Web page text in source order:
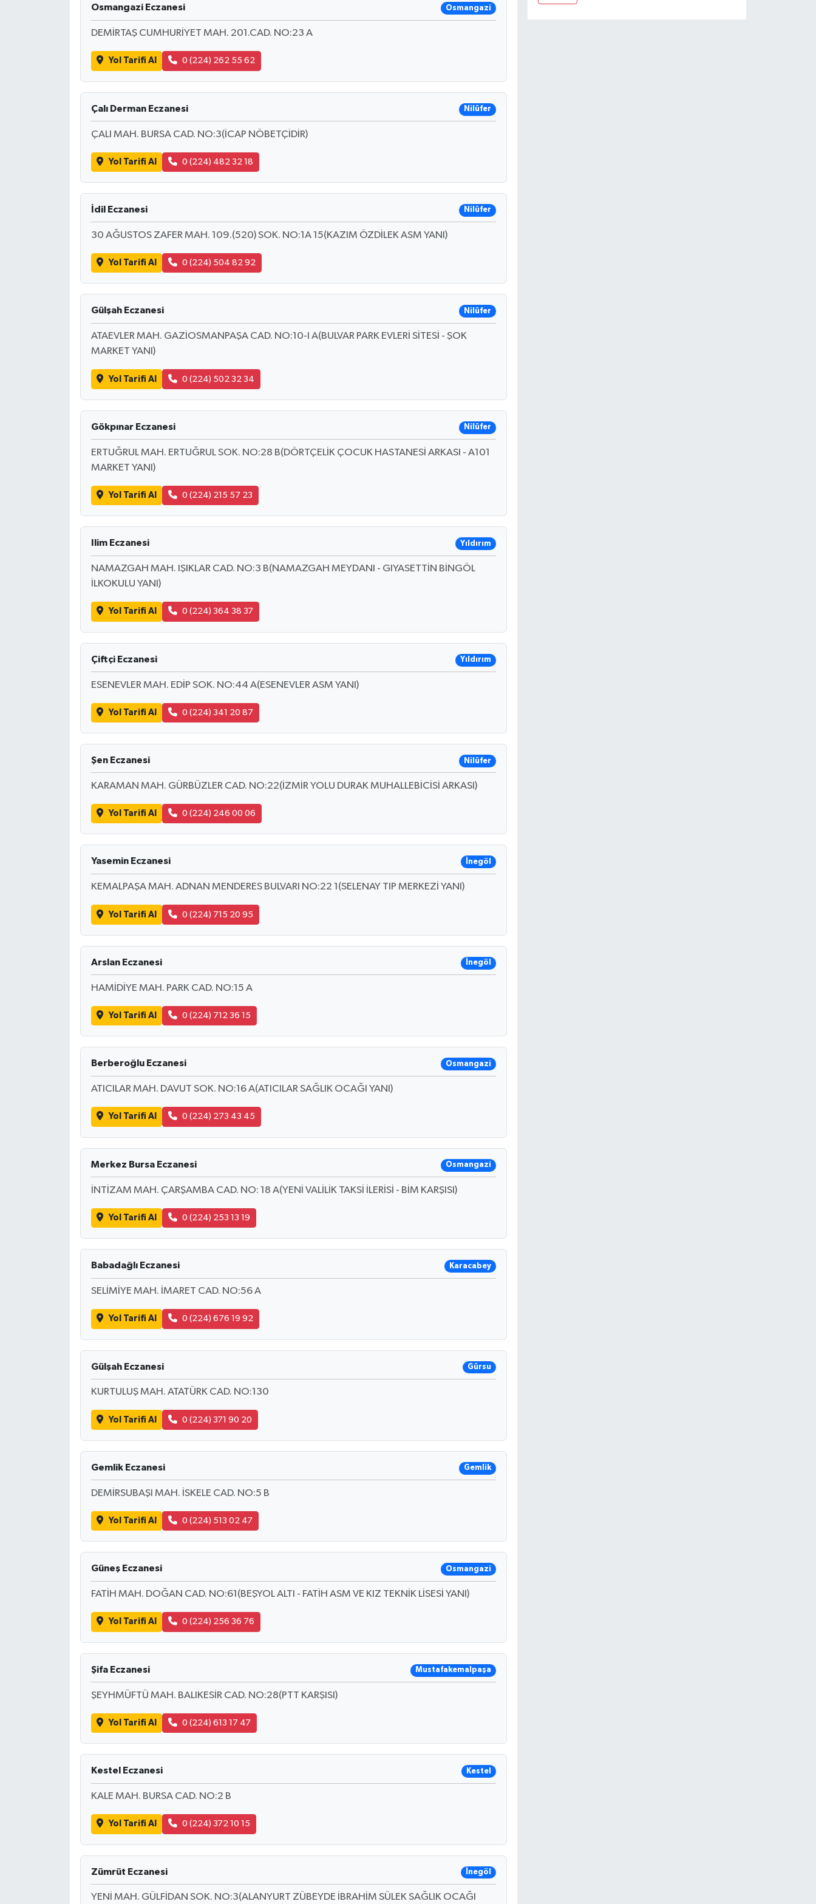
Osmangazi Eczanesi Osmangazi
DEMİRTAŞ CUMHURİYET MAH. 201.CAD. NO:23 A
Yol Tarifi Al 0 (224) 262 55 62
Çalı Derman Eczanesi Nilüfer
ÇALI MAH. BURSA CAD. NO:3(İCAP NÖBETÇİDİR)
Yol Tarifi Al 0 (224) 482 32 18
İdil Eczanesi Nilüfer
30 AĞUSTOS ZAFER MAH. 109.(520) SOK. NO:1A 15(KAZIM ÖZDİLEK ASM YANI)
Yol Tarifi Al 0 (224) 504 82 92
Gülşah Eczanesi Nilüfer
ATAEVLER MAH. GAZİOSMANPAŞA CAD. NO:10-I A(BULVAR PARK EVLERİ SİTESİ - ŞOK
MARKET YANI)
Yol Tarifi Al 0 (224) 502 32 34
Gökpınar Eczanesi Nilüfer
ERTUĞRUL MAH. ERTUĞRUL SOK. NO:28 B(DÖRTÇELİK ÇOCUK HASTANESİ ARKASI - A101
MARKET YANI)
Yol Tarifi Al 0 (224) 215 57 23
Ilim Eczanesi Yıldırım
NAMAZGAH MAH. IŞIKLAR CAD. NO:3 B(NAMAZGAH MEYDANI - GIYASETTİN BİNGÖL
İLKOKULU YANI)
Yol Tarifi Al 0 (224) 364 38 37
Çiftçi Eczanesi Yıldırım
ESENEVLER MAH. EDİP SOK. NO:44 A(ESENEVLER ASM YANI)
Yol Tarifi Al 0 (224) 341 20 87
Şen Eczanesi Nilüfer
KARAMAN MAH. GÜRBÜZLER CAD. NO:22(İZMİR YOLU DURAK MUHALLEBİCİSİ ARKASI)
Yol Tarifi Al 0 (224) 246 00 06
Yasemin Eczanesi İnegöl
KEMALPAŞA MAH. ADNAN MENDERES BULVARI NO:22 1(SELENAY TIP MERKEZİ YANI)
Yol Tarifi Al 0 (224) 715 20 95
Arslan Eczanesi İnegöl
HAMİDİYE MAH. PARK CAD. NO:15 A
Yol Tarifi Al 0 (224) 712 36 15
Berberoğlu Eczanesi Osmangazi
ATICILAR MAH. DAVUT SOK. NO:16 A(ATICILAR SAĞLIK OCAĞI YANI)
Yol Tarifi Al 0 (224) 273 43 45
Merkez Bursa Eczanesi Osmangazi
İNTİZAM MAH. ÇARŞAMBA CAD. NO: 18 A(YENİ VALİLİK TAKSİ İLERİSİ - BİM KARŞISI)
Yol Tarifi Al 0 (224) 253 13 19
Babadağlı Eczanesi Karacabey
SELİMİYE MAH. İMARET CAD. NO:56 A
Yol Tarifi Al 0 (224) 676 19 92
Gülşah Eczanesi Gürsu
KURTULUŞ MAH. ATATÜRK CAD. NO:130
Yol Tarifi Al 0 (224) 371 90 20
Gemlik Eczanesi Gemlik
DEMİRSUBAŞI MAH. İSKELE CAD. NO:5 B
Yol Tarifi Al 0 (224) 513 02 47
Güneş Eczanesi Osmangazi
FATİH MAH. DOĞAN CAD. NO:61(BEŞYOL ALTI - FATİH ASM VE KIZ TEKNİK LİSESİ YANI)
Yol Tarifi Al 0 (224) 256 36 76
Şifa Eczanesi Mustafakemalpaşa
ŞEYHMÜFTÜ MAH. BALIKESİR CAD. NO:28(PTT KARŞISI)
Yol Tarifi Al 0 (224) 613 17 47
Kestel Eczanesi Kestel
KALE MAH. BURSA CAD. NO:2 B
Yol Tarifi Al 0 (224) 372 10 15
Zümrüt Eczanesi İnegöl
YENİ MAH. GÜLFİDAN SOK. NO:3(ALANYURT ZÜBEYDE İBRAHİM SÜLEK SAĞLIK OCAĞI
İLÇE HABERLERİ
KÜLTÜR-SANAT
KADIN-AİLE
YEREL YÖNETİM
ÜÇÜNCÜ SAYFA
SİVİL TOPLUM
SEÇİM 2014
ÇEK GÖNDER
HEDEF2020
BİLİM TEKNOLOJİ
SEÇİM 2015
BİLİM VE TEKNOLOJİ